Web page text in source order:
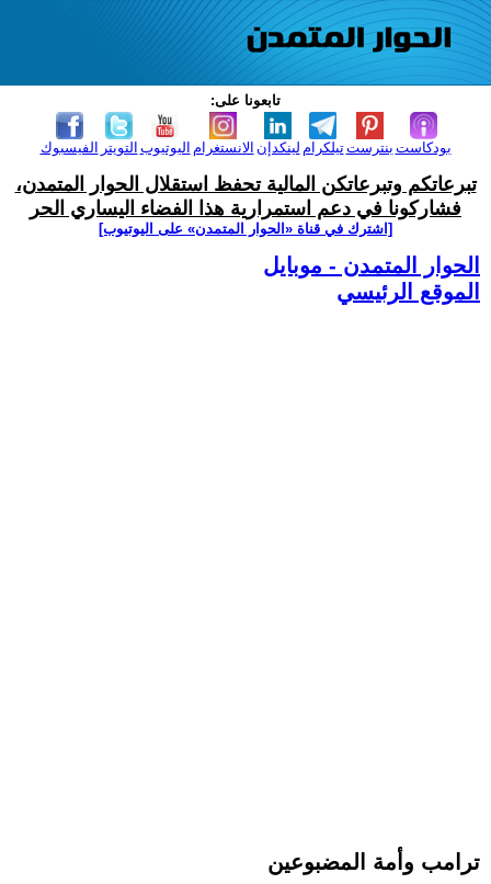
تابعونا على:
الفيسبوك التويتر اليوتيوب الانستغرام لينكدإن تيلكرامبنترست بودكاست
تبرعاتكم وتبرعاتكن المالية تحفظ استقلال الحوار المتمدن،
فشاركونا في دعم استمرارية هذا الفضاء اليساري الحر
[اشترك في قناة ‫«الحوار المتمدن» على اليوتيوب]
الحوار المتمدن - موبايل
الموقع الرئيسي
ترامب وأمة المضبوعين